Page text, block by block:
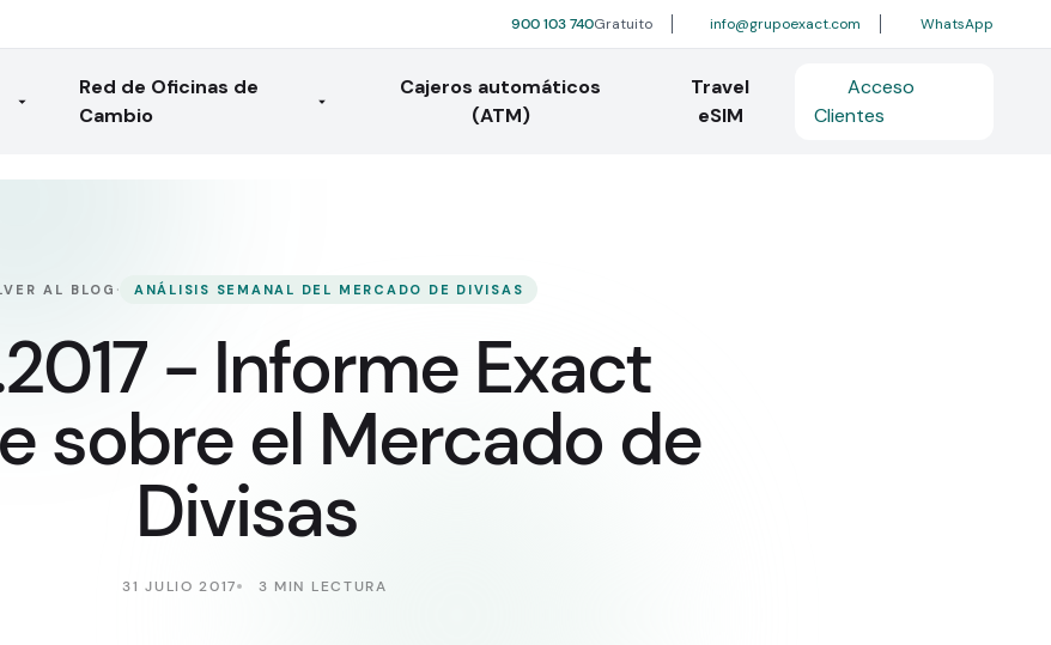
900 103 740Gratuito info@grupoexact.com WhatsApp
Red de Oficinas de
Cambio
Cajeros automáticos
(ATM)
Travel
eSIM
Acceso
Clientes
AL BLOG · ANÁLISIS SEMANAL DEL MERCADO DE DIVISAS
- Informe Exact
sobre el Mercado de
Divisas
31 JULIO 2017 3 MIN LECTURA